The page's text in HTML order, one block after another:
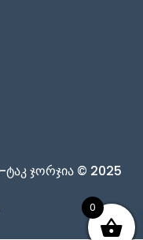
ჯორჯია © 2025
0